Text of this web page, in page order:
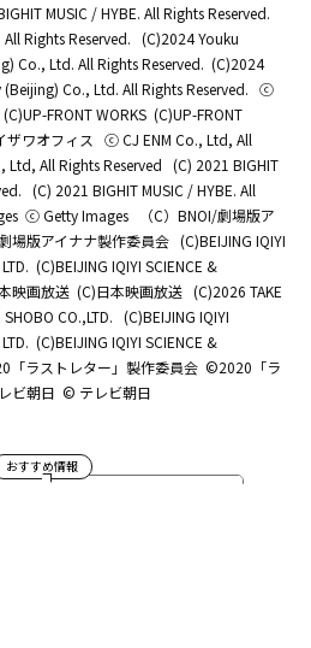
MUSIC / HYBE. All Rights Reserved.
Rights Reserved. (C)2024 Youku
Co., Ltd. All Rights Reserved. (C)2024
Co., Ltd. All Rights Reserved. ⓒ
(C)UP-FRONT WORKS (C)UP-FRONT
ワオフィス
ⓒ CJ ENM Co., Ltd, All
Ltd, All Rights Reserved (C) 2021 BIGHIT
(C) 2021 BIGHIT MUSIC / HYBE. All
ⓒ Getty Images
（C）BNOI/劇場版ア
場版アイナナ製作委員会 (C)BEIJING IQIYI
(C)BEIJING IQIYI SCIENCE &
映画放送 (C)日本映画放送 (C)2026 TAKE
CO.,LTD. (C)BEIJING IQIYI
(C)BEIJING IQIYI SCIENCE &
「ラストレター」製作委員会 ©2020「ラ
ビ朝日 © テレビ朝日
おすすめ情報